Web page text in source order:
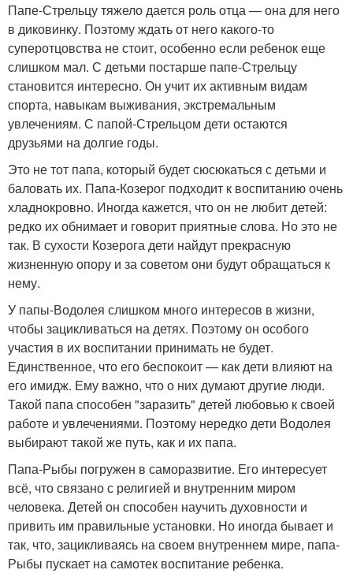
Папе-Стрельцу тяжело дается роль отца — она для него
в диковинку. Поэтому ждать от него какого-то
суперотцовства не стоит, особенно если ребенок еще
слишком мал. С детьми постарше папе-Стрельцу
становится интересно. Он учит их активным видам
спорта, навыкам выживания, экстремальным
увлечениям. С папой-Стрельцом дети остаются
друзьями на долгие годы.
Это не тот папа, который будет сюсюкаться с детьми и
баловать их. Папа-Козерог подходит к воспитанию очень
хладнокровно. Иногда кажется, что он не любит детей:
редко их обнимает и говорит приятные слова. Но это не
так. В сухости Козерога дети найдут прекрасную
жизненную опору и за советом они будут обращаться к
нему.
У папы-Водолея слишком много интересов в жизни,
чтобы зацикливаться на детях. Поэтому он особого
участия в их воспитании принимать не будет.
Единственное, что его беспокоит — как дети влияют на
его имидж. Ему важно, что о них думают другие люди.
Такой папа способен "заразить" детей любовью к своей
работе и увлечениями. Поэтому нередко дети Водолея
выбирают такой же путь, как и их папа.
Папа-Рыбы погружен в саморазвитие. Его интересует
всё, что связано с религией и внутренним миром
человека. Детей он способен научить духовности и
привить им правильные установки. Но иногда бывает и
так, что, зацикливаясь на своем внутреннем мире, папа-
Рыбы пускает на самотек воспитание ребенка.